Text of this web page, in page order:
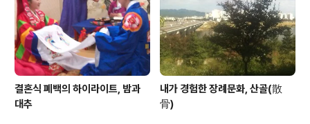
결혼식 폐백의 하이라이트, 밤과
대추
내가 경험한 장례문화, 산골(散
骨)